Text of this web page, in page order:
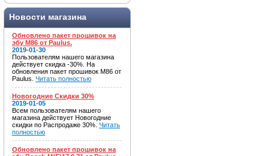
Новости магазина
Обновлено пакет прошивок на
эбу M86 от Paulus.
2019-01-30
Пользователям нашего магазина
действует скидка -30%. На
обновления пакет прошивок M86 от
Paulus. Читать полностью
Новогодние Скидки 30%
2019-01-05
Всем пользователям нашего
магазина действует Новогодние
скидки по Распродаже 30%. Читать
полностью
Обновлено пакет прошивок на